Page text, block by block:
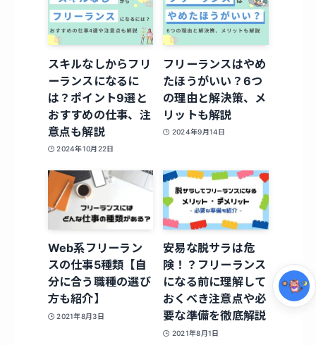
スキルなしからフリ
ーランスになるに
は？ポイント9選と
おすすめの仕事、注
意点も解説
2024年10月22日
フリーランスはやめ
たほうがいい？6つ
の理由と解決策、メ
リットも解説
2024年9月14日
Web系フリーラン
スの仕事5種類【自
分に合う職種の選び
方も紹介】
2021年8月3日
安易な脱サラは危
険！？フリーランス
になる前に理解して
おくべき注意点や必
要な準備を徹底解説
2021年8月1日
集中モード